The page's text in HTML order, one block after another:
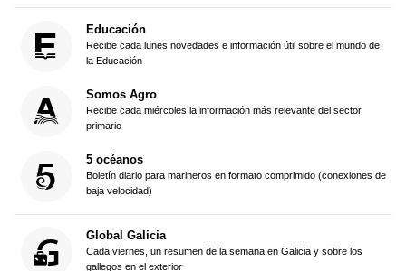
Educación
Recibe cada lunes novedades e información útil sobre el mundo de
la Educación
Somos Agro
Recibe cada miércoles la información más relevante del sector
primario
5 océanos
Boletín diario para marineros en formato comprimido (conexiones de
baja velocidad)
Global Galicia
Cada viernes, un resumen de la semana en Galicia y sobre los
gallegos en el exterior